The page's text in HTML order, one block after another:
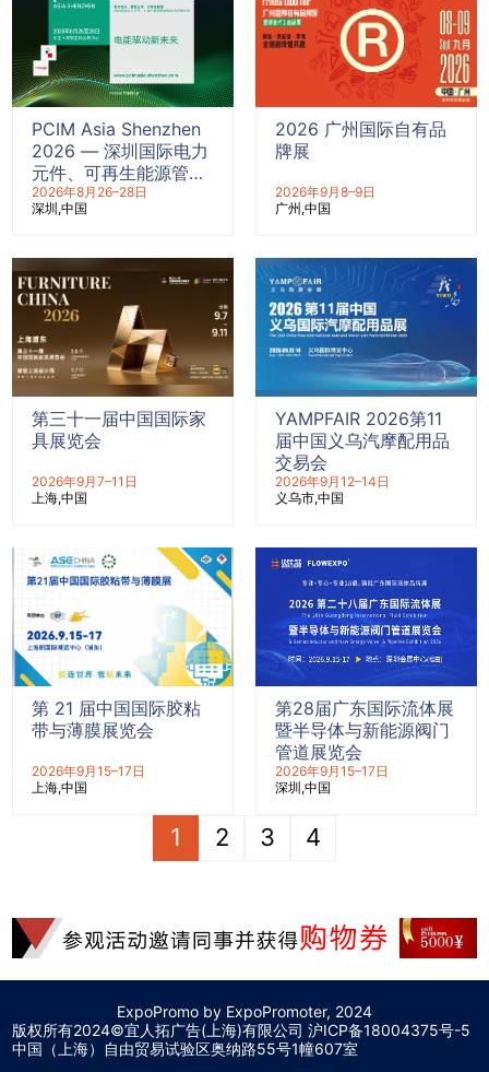
PCIM Asia Shenzhen
2026 — 深圳国际电力
元件、可再生能源管理
展览会暨研讨会
2026年8月26–28日
深圳 中国
2026 广州国际自有品
牌展
2026年9月8–9日
广州 中国
第三十一届中国国际家
具展览会
2026年9月7–11日
上海 中国
YAMPFAIR 2026第11
届中国义乌汽摩配用品
交易会
2026年9月12–14日
义乌市 中国
第 21 届中国国际胶粘
带与薄膜展览会
2026年9月15–17日
上海 中国
第28届广东国际流体展
暨半导体与新能源阀门
管道展览会
2026年9月15–17日
深圳 中国
1 2 3 4
ExpoPromo by ExpoPromoter, 2024
版权所有2024©宜人拓广告(上海)有限公司 沪ICP备18004375号-5
中国（上海）自由贸易试验区奥纳路55号1幢607室